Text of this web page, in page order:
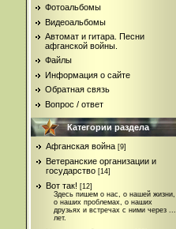
Фотоальбомы
Видеоальбомы
Автомат и гитара. Песни
афганской войны.
Файлы
Информация о сайте
Обратная связь
Вопрос / ответ
Категории раздела
Афганская война [9]
Ветеранские организации и
государство [14]
Вот так! [12]
Здесь пишем о нас, о нашей жизни,
о наших проблемах, о наших
друзьях и встречах с ними через ...
лет.